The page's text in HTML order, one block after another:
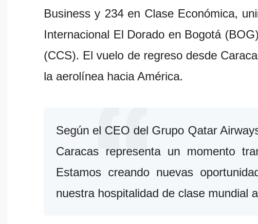
Business y 234 en Clase Económica,
Internacional El Dorado en Bogotá
(CCS). El vuelo de regreso desde
la aerolínea hacia América.
Según el CEO del Grupo Qatar
Caracas representa un momento
Estamos creando nuevas
nuestra hospitalidad de clase mundial